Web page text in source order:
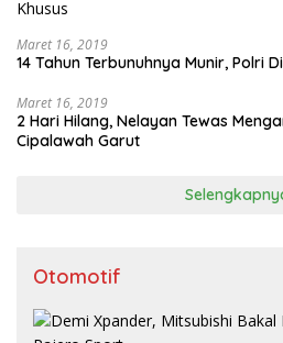
Maret 16, 2019
14 Tahun Terbunuhnya Munir, Polri
Maret 16, 2019
2 Hari Hilang, Nelayan Tewas
Cipalawah Garut
Otomotif